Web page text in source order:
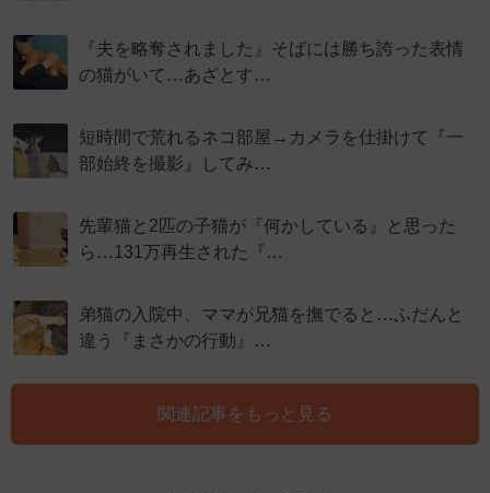
『夫を略奪されました』そばには勝ち誇った表情
の猫がいて…あざとす…
短時間で荒れるネコ部屋→カメラを仕掛けて『一
部始終を撮影』してみ…
先輩猫と2匹の子猫が『何かしている』と思った
ら…131万再生された『…
弟猫の入院中、ママが兄猫を撫でると…ふだんと
違う『まさかの行動』…
関連記事をもっと見る